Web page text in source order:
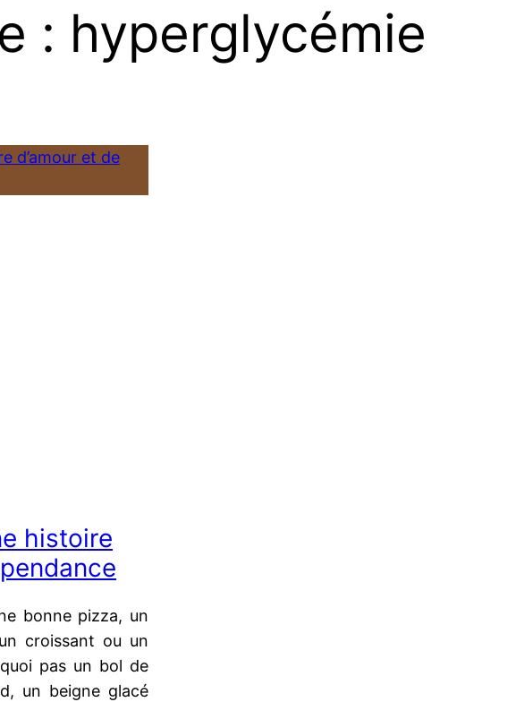
: hyperglycémie
histoire
bonne pizza, un
croissant ou un
pas un bol de
un beigne glacé